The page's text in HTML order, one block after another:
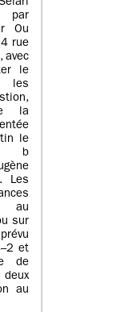
par
Ou
rue
avec
le
les
la
le
b
Les
au
sur
et
de
au